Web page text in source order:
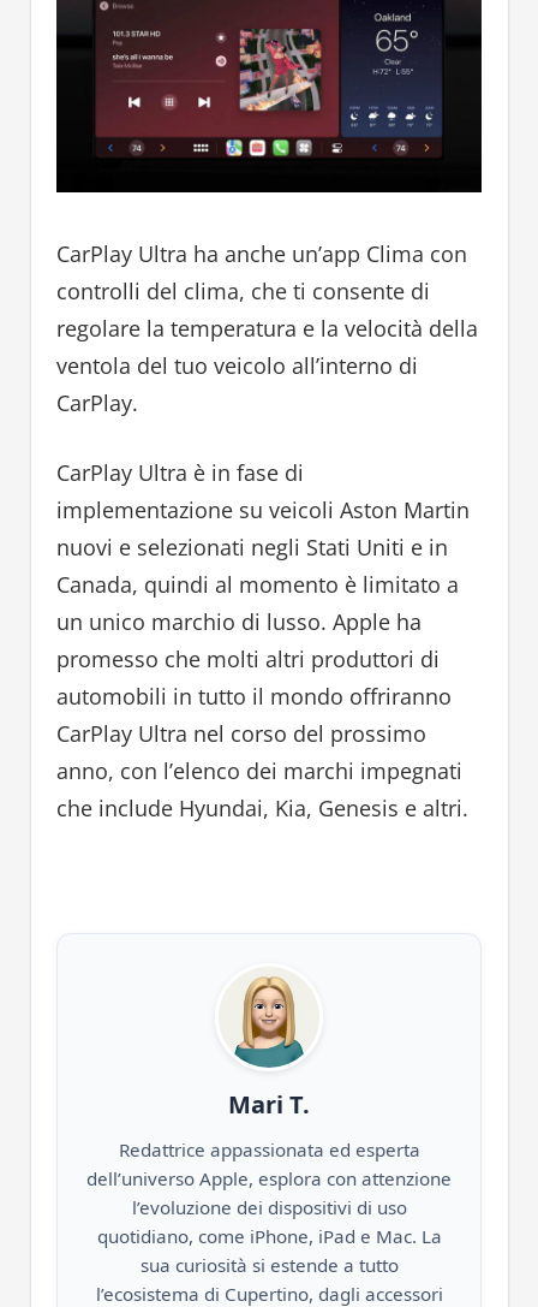
CarPlay Ultra ha anche un’app Clima con
controlli del clima, che ti consente di
regolare la temperatura e la velocità della
ventola del tuo veicolo all’interno di
CarPlay.
CarPlay Ultra è in fase di
implementazione su veicoli Aston Martin
nuovi e selezionati negli Stati Uniti e in
Canada, quindi al momento è limitato a
un unico marchio di lusso. Apple ha
promesso che molti altri produttori di
automobili in tutto il mondo offriranno
CarPlay Ultra nel corso del prossimo
anno, con l’elenco dei marchi impegnati
che include Hyundai, Kia, Genesis e altri.
Mari T.
Redattrice appassionata ed esperta
dell’universo Apple, esplora con attenzione
l’evoluzione dei dispositivi di uso
quotidiano, come iPhone, iPad e Mac. La
sua curiosità si estende a tutto
l’ecosistema di Cupertino, dagli accessori